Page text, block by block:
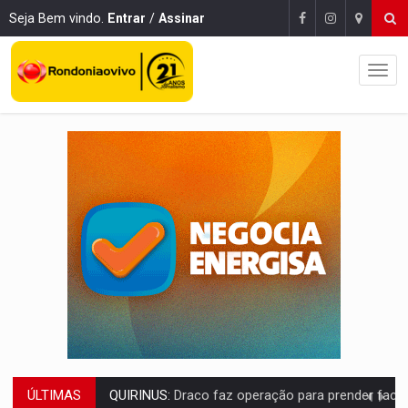
Seja Bem vindo. Entrar / Assinar
ÚLTIMAS TRAFICANTE PRESO: Operação Brasil Contra o Crime apreende quase meia